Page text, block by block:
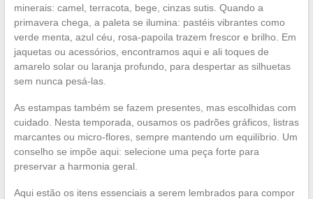
minerais: camel, terracota, bege, cinzas sutis. Quando a
primavera chega, a paleta se ilumina: pastéis vibrantes como
verde menta, azul céu, rosa-papoila trazem frescor e brilho. Em
jaquetas ou acessórios, encontramos aqui e ali toques de
amarelo solar ou laranja profundo, para despertar as silhuetas
sem nunca pesá-las.
As estampas também se fazem presentes, mas escolhidas com
cuidado. Nesta temporada, ousamos os padrões gráficos, listras
marcantes ou micro-flores, sempre mantendo um equilíbrio. Um
conselho se impõe aqui: selecione uma peça forte para
preservar a harmonia geral.
Aqui estão os itens essenciais a serem lembrados para compor